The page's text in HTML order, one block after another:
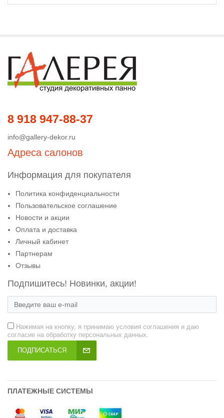
8 918 947-88-37
info@gallery-dekor.ru
Адреса салонов
Информация для покупателя
Политика конфиденциальности
Пользовательское соглашение
Новости и акции
Оплата и доставка
Личный кабинет
Партнерам
Отзывы
Подпишитесь! Новинки, акции!
Нажимая на кнопку, я принимаю условия соглашения и даю
согласие на обработку персональных данных.
ПОДПИСАТЬСЯ
ПЛАТЕЖНЫЕ СИСТЕМЫ